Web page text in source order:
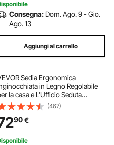
Consegna: Dom. Ago. 9 - Gio.
Ago. 13
Aggiungi al carrello
Sedia Ergonomica
in Legno Regolabile
la casa e L'Ufficio Seduta
Ergonomica Marrone
(467)
90€